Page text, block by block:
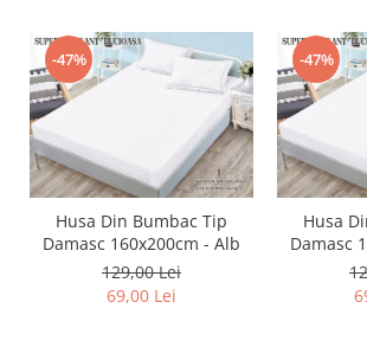
-47%
Husa Din Bumbac Tip
Damasc 160x200cm - Alb
129,00 Lei
69,00 Lei
-47%
Husa
Damasc